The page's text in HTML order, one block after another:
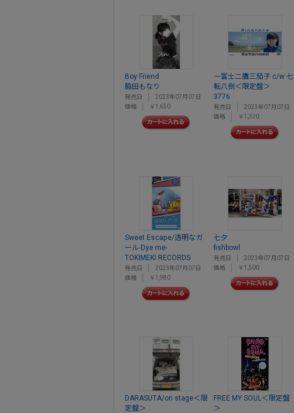
Boy Friend
脇田もなり
発売日
2023年07月07日
価格
￥1,650
一富士二鷹三茄子 c/w 七
転八倒＜限定盤＞
3776
発売日
2023年07月07日
価格
￥1,320
Sweet Escape/透明なガ
ール-Dye me-
TOKIMEKI RECORDS
発売日
2023年07月07日
価格
￥1,980
七夕
fishbowl
発売日
2023年07月07日
価格
￥1,500
DARASUTA/on stage＜限
定盤＞
FREE MY SOUL＜限定盤
＞